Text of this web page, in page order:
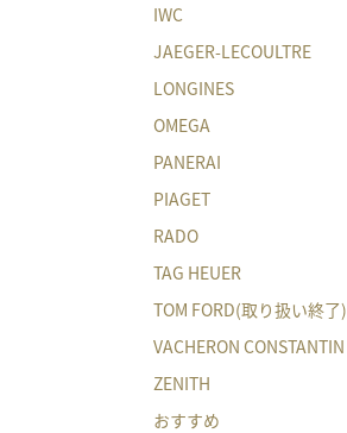
IWC
JAEGER-LECOULTRE
LONGINES
OMEGA
PANERAI
PIAGET
RADO
TAG HEUER
TOM FORD(取り扱い終了)
VACHERON CONSTANTIN
ZENITH
おすすめ